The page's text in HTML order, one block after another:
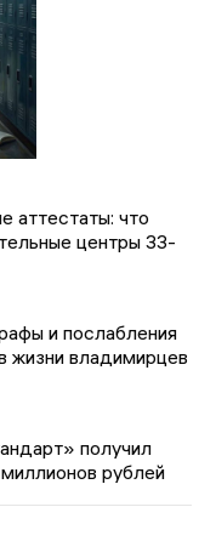
аттестаты: что
центры 33-
и послабления
жизни владимирцев
получил
рублей